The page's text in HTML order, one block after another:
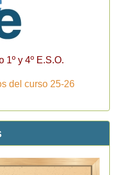
1º y 4º E.S.O.
del curso 25-26